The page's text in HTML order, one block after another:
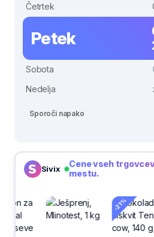
Četrtek
Petek
Sobota
Nedelja
Sporoči napako
Sivix
Cene vseh
mestu.
-21%